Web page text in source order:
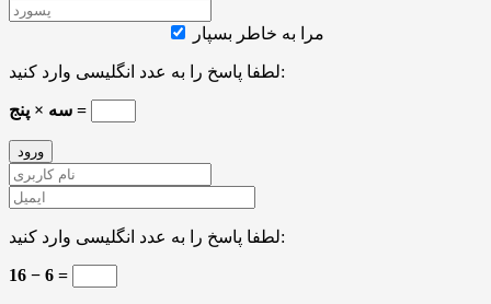
مرا به خاطر بسپار
لطفا پاسخ را به عدد انگلیسی وارد کنید:
سه × پنج =
لطفا پاسخ را به عدد انگلیسی وارد کنید:
16 − 6 =